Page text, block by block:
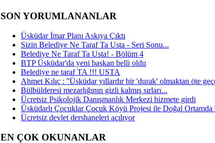
SON YORUMLANANLAR
Üsküdar İmar Planı Askıya Çıktı
Sizin Belediye Ne Taraf Ta Usta - Seri Sonu...
Belediye Ne Taraf Ta Usta! - Bölüm 4
BTP Üsküdar'da yeni başkan belli oldu
Belediye ne taraf TA !!! USTA
Ahmet Kılıç : ''Üsküdar yıllardır bir 'durak' olmaktan öte
Bülbülderesi mezarlığının gizli kalmış sırları...
Ücretsiz Psikolojik Danışmanlık Merkezi hizmete girdi
Üsküdarlı Çocuklar Çocuk Köyü Projesi ile Doğal Ortamda
Ücretsiz devlet dershaneleri açılıyor
EN ÇOK OKUNANLAR